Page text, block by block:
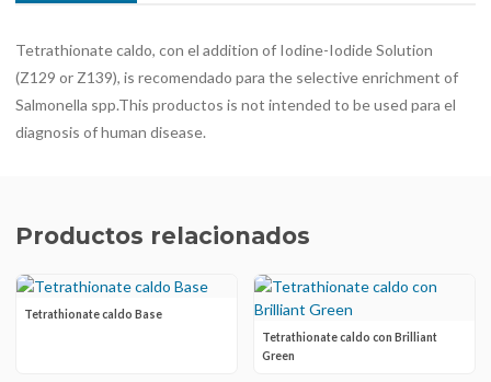
Tetrathionate caldo, con el addition of Iodine-Iodide Solution
(Z129 or Z139), is recomendado para the selective enrichment of
Salmonella spp.This productos is not intended to be used para el
diagnosis of human disease.
Productos relacionados
Tetrathionate caldo Base
Tetrathionate caldo con Brilliant
Green